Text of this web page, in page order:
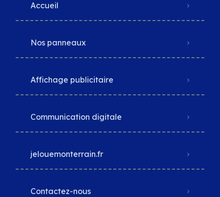
Accueil
Nos panneaux
Affichage publicitaire
Communication digitale
jelouemonterrain.fr
Contactez-nous